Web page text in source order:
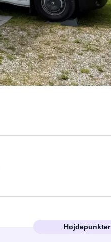
Højdepunkter